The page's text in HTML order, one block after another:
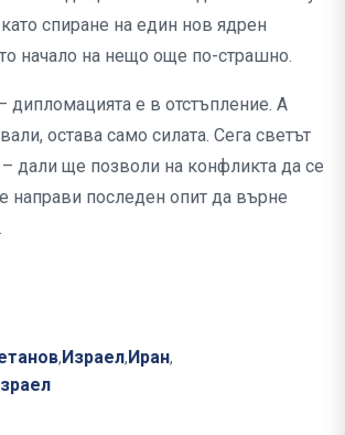
спиране на един нов ядрен
начало на нещо още по-страшно.
дипломацията е в отстъпление. А
остава само силата. Сега светът
дали ще позволи на конфликта да се
направи последен опит да върне
, Израел, Иран,